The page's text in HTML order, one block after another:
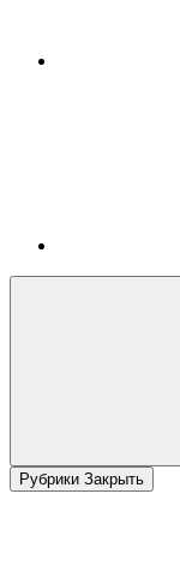
Рубрики Закрыть